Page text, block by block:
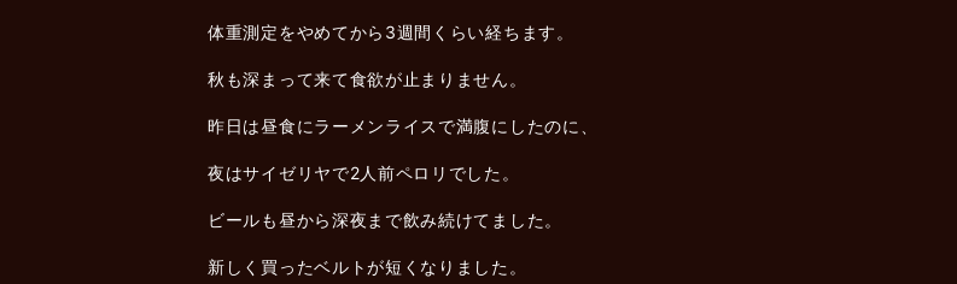
体重測定をやめてから3週間くらい経ちます。
秋も深まって来て食欲が止まりません。
昨日は昼食にラーメンライスで満腹にしたのに、
夜はサイゼリヤで2人前ペロリでした。
ビールも昼から深夜まで飲み続けてました。
新しく買ったベルトが短くなりました。